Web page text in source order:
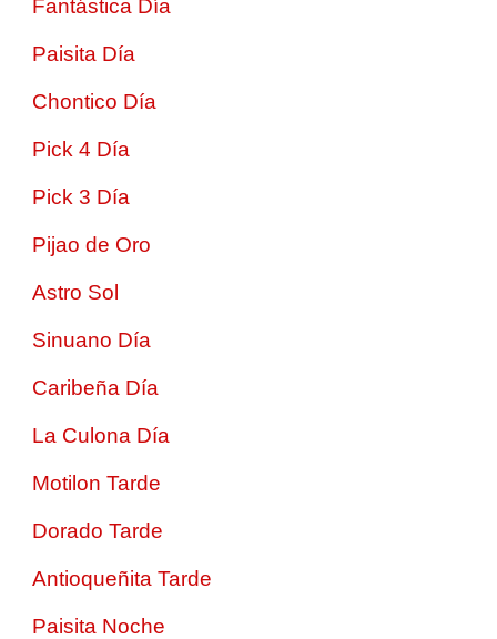
Fantástica Día
Paisita Día
Chontico Día
Pick 4 Día
Pick 3 Día
Pijao de Oro
Astro Sol
Sinuano Día
Caribeña Día
La Culona Día
Motilon Tarde
Dorado Tarde
Antioqueñita Tarde
Paisita Noche